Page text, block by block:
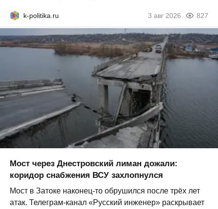
k-politika.ru 3 авг 2026 827
Мост через Днестровский лиман дожали:
коридор снабжения ВСУ захлопнулся
Мост в Затоке наконец-то обрушился после трёх лет
атак. Телеграм-канал «Русский инженер» раскрывает